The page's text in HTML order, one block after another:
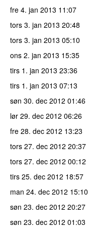
fre 4. jan 2013 11:07
tors 3. jan 2013 20:48
tors 3. jan 2013 05:10
ons 2. jan 2013 15:35
tirs 1. jan 2013 23:36
tirs 1. jan 2013 07:13
søn 30. dec 2012 01:46
lør 29. dec 2012 06:26
fre 28. dec 2012 13:23
tors 27. dec 2012 20:37
tors 27. dec 2012 00:12
tirs 25. dec 2012 18:57
man 24. dec 2012 15:10
søn 23. dec 2012 20:27
søn 23. dec 2012 01:03